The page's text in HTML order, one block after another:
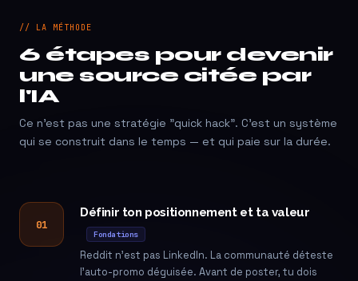
// LA MÉTHODE
6 étapes pour devenir
une source citée par
l'IA
Ce n'est pas une stratégie "quick hack". C'est un système
qui se construit dans le temps — et qui paie sur la durée.
01
Définir ton positionnement et ta valeur
Fondations
Reddit n'est pas LinkedIn. La communauté déteste
l'auto-promo déguisée. Avant de poster, tu dois